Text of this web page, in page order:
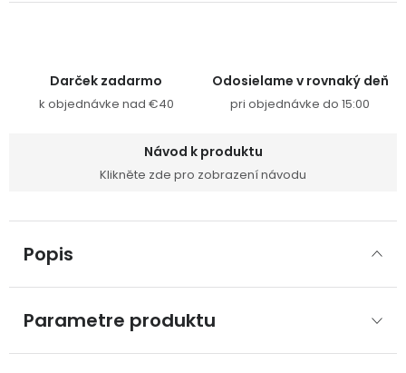
Darček zadarmo
k objednávke nad €40
Odosielame v rovnaký deň
pri objednávke do 15:00
Návod k produktu
Klikněte zde pro zobrazení návodu
Popis
Parametre produktu